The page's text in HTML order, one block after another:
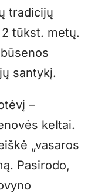
tradicijų
tūkst. metų.
santykį.
–
keltai.
„vasaros
Pasirodo,